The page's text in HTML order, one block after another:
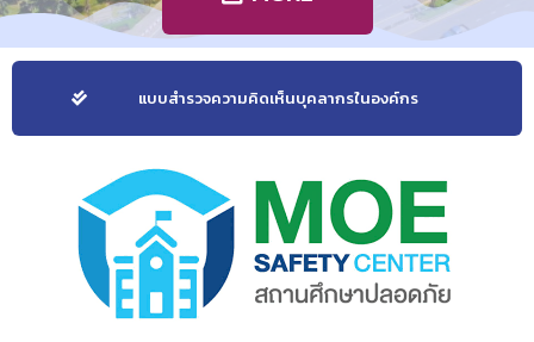
แบบสำรวจความคิดเห็นบุคลากรในองค์กร